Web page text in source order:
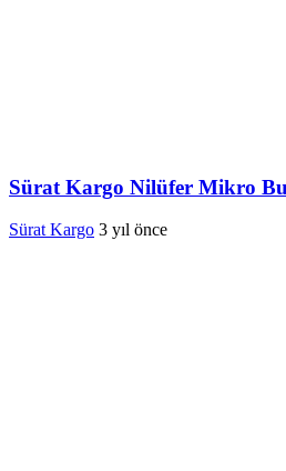
Sürat Kargo Nilüfer Mikro
Sürat Kargo 3 yıl önce